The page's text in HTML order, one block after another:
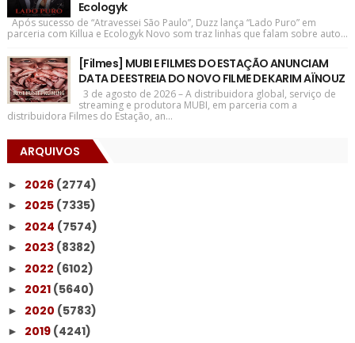
Ecologyk
Após sucesso de “Atravessei São Paulo”, Duzz lança “Lado Puro” em
parceria com Killua e Ecologyk Novo som traz linhas que falam sobre auto...
[Filmes] MUBI E FILMES DO ESTAÇÃO ANUNCIAM
DATA DE ESTREIA DO NOVO FILME DE KARIM AÏNOUZ
3 de agosto de 2026 – A distribuidora global, serviço de
streaming e produtora MUBI, em parceria com a
distribuidora Filmes do Estação, an...
ARQUIVOS
► 2026 (2774)
► 2025 (7335)
► 2024 (7574)
► 2023 (8382)
► 2022 (6102)
► 2021 (5640)
► 2020 (5783)
► 2019 (4241)